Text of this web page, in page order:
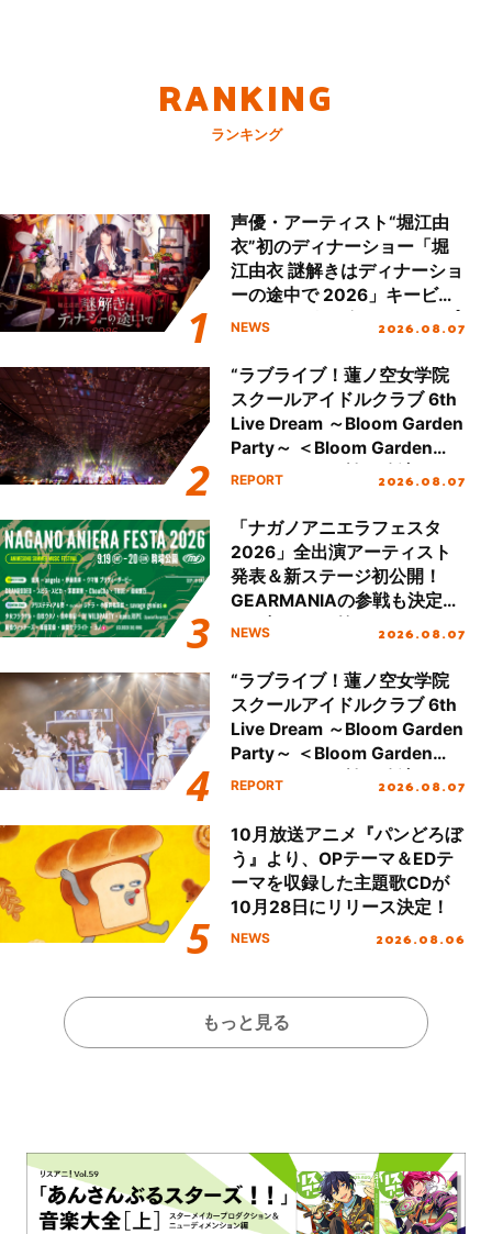
RANKING
ランキング
声優・アーティスト“堀江由
衣”初のディナーショー「堀
江由衣 謎解きはディナーショ
ーの途中で 2026」キービジ
ュアル＆グッズラインナップ
NEWS 2026.08.07
“ラブライブ！蓮ノ空女学院
スクールアイドルクラブ 6th
Live Dream ～Bloom Garden
Party～ ＜Bloom Garden
Party Stage／埼玉公演＞”
REPORT 2026.08.07
「ナガノアニエラフェスタ
2026」全出演アーティスト
発表＆新ステージ初公開！
GEARMANIAの参戦も決定
し、初となる第3ステージの
NEWS 2026.08.07
“ラブライブ！蓮ノ空女学院
スクールアイドルクラブ 6th
Live Dream ～Bloom Garden
Party～ ＜Bloom Garden
Party Stage／埼玉公演＞”
REPORT 2026.08.07
10月放送アニメ『パンどろぼ
う』より、OPテーマ＆EDテ
ーマを収録した主題歌CDが
10月28日にリリース決定！
NEWS 2026.08.06
もっと見る